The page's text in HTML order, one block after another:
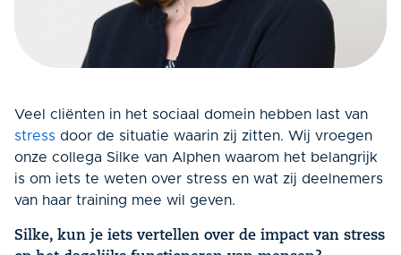
Veel cliënten in het sociaal domein hebben last van
stress door de situatie waarin zij zitten. Wij vroegen
onze collega Silke van Alphen waarom het belangrijk
is om iets te weten over stress en wat zij deelnemers
van haar training mee wil geven.
Silke, kun je iets vertellen over de impact van stress